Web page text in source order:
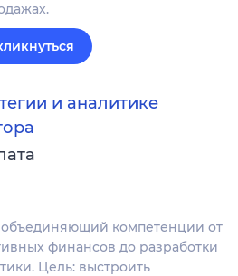
и аналитике
компетенции от
финансов до разработки
Цель: выстроить